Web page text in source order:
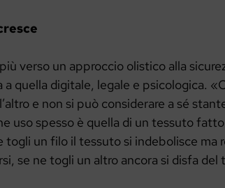
verso un approccio olistico alla
quella digitale, legale e psicologica.
e non si può considerare a sé
uso spesso è quella di un tessuto
togli un filo il tessuto si indebolisce ma
se ne togli un altro ancora si disfa del